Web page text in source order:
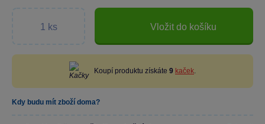
Vložit do košíku
Koupí produktu získáte 9 kaček.
Kdy budu mít zboží doma?